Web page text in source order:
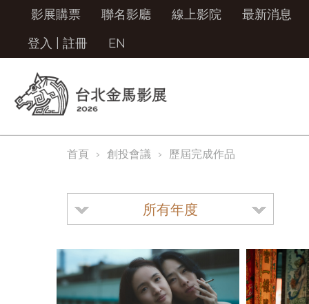
影展購票 聯名影廳 線上影院
最新消息
登入
註冊 EN
首頁 創投會議 歷屆完成作品
所有年度